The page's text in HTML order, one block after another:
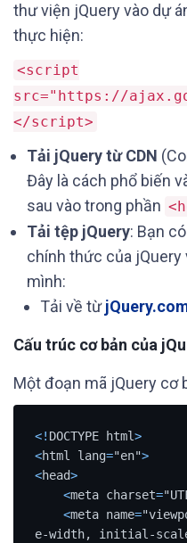
thư viện jQuery vào dự
thực hiện:
<script
src="https://
</script>
Tải jQuery từ CDN
Đây là cách phổ biến
sau vào trong phần
Tải tệp jQuery: Bạn
chính thức của jQuery
mình:
Tải về từ
Cấu trúc cơ bản của
Một đoạn mã jQuery cơ
<! DOCTYPE html>
<html lang="en">
<head>
<meta charset=
<meta name=
e-width, initial-